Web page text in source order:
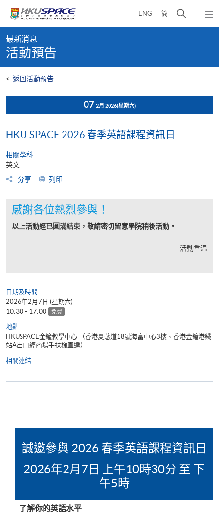
content
ENG 簡
開
彈
出
content
start
最新消息
活動預告
< 返回活動預告
07 2月 2026(星期六)
HKU SPACE 2026 春季英語課程資訊日
相關學科
英文
分享
列印
感謝各位熱烈參與！
以上活動經已圓滿結束，敬請密切留意學院稍後活動。
活動重温
日期及時間
2026年2月7日 (星期六)
10:30 - 17:00 免費
地點
HKUSPACE金鐘教學中心 （香港夏愨道18號海富中心3樓、香港金鐘港鐵
站A出口經商場手扶梯直達）
相關連結
誠邀參與 2026 春季英語課程資訊日
2026年2月7日 上午10時30分 至 下
午5時
了解你的英語水平